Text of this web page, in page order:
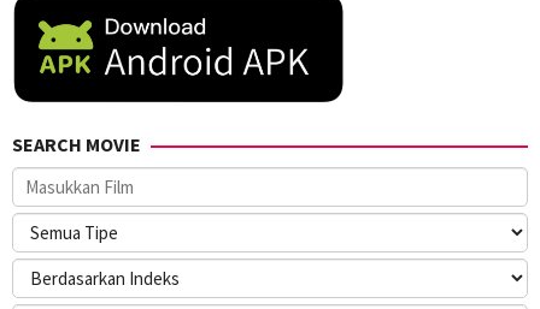
SEARCH MOVIE